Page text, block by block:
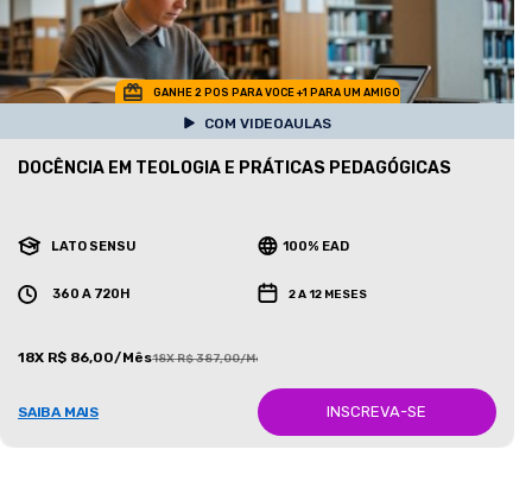
GANHE 2 POS PARA VOCE +1 PARA UM AMIGO
COM VIDEOAULAS
DOCÊNCIA EM TEOLOGIA E PRÁTICAS PEDAGÓGICAS
LATO SENSU 100% EAD
360 A 720H 2 A 12 MESES
18X R$ 86,00/Mês18X R$ 387,00/Mês
SAIBA MAIS INSCREVA-SE